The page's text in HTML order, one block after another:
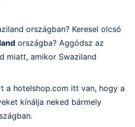
országban? Keresel olcsó
országba? Aggódsz az
miatt, amikor Swaziland
a hotelshop.com itt van, hogy a
kínálja neked bármely